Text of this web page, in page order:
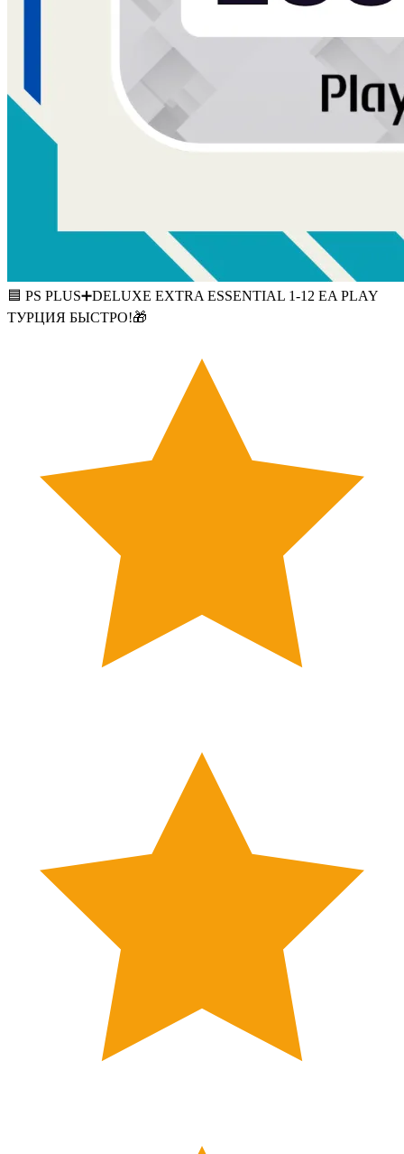
🟦 PS PLUS➕DELUXE EXTRA ESSENTIAL 1-12 EA PLAY
ТУРЦИЯ БЫСТРО!🎁